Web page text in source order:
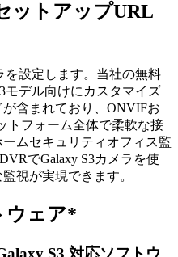
ットアップURL
を設定します。当社の無料
モデル向けにカスタマイズ
含まれており、ONVIFお
トフォーム全体で柔軟な接
ムセキュリティオフィス監
でGalaxy S3カメラを使
視が実現できます。
ウェア*
S3 対応ソフトウ